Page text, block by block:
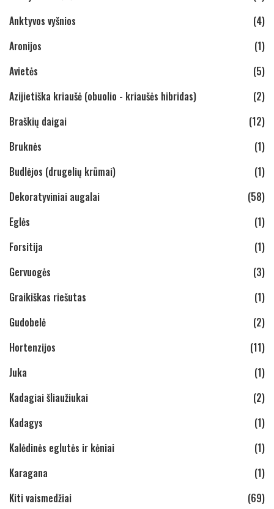
Anktyvos vyšnios
(4)
Aronijos
(1)
Avietės
(5)
Azijietiška kriaušė (obuolio - kriaušės hibridas)
(2)
Braškių daigai
(12)
Bruknės
(1)
Budlėjos (drugelių krūmai)
(1)
Dekoratyviniai augalai
(58)
Eglės
(1)
Forsitija
(1)
Gervuogės
(3)
Graikiškas riešutas
(1)
Gudobelė
(2)
Hortenzijos
(11)
Juka
(1)
Kadagiai šliaužiukai
(2)
Kadagys
(1)
Kalėdinės eglutės ir kėniai
(1)
Karagana
(1)
Kiti vaismedžiai
(69)